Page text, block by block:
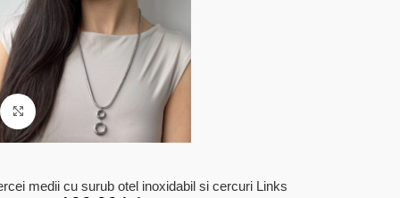
Click to enlarge
medii cu surub otel inoxidabil si cercuri Links